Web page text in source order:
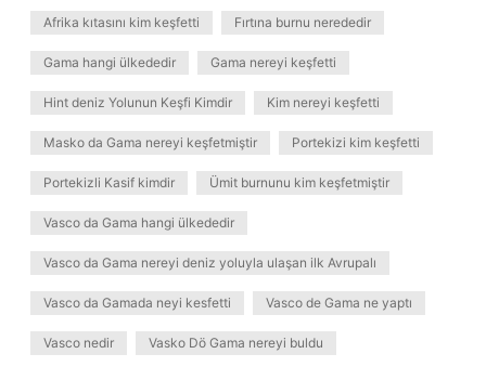
Afrika kıtasını kim keşfetti Fırtına burnu nerededir
Gama hangi ülkededir Gama nereyi keşfetti
Hint deniz Yolunun Keşfi Kimdir Kim nereyi keşfetti
Masko da Gama nereyi keşfetmiştir Portekizi kim keşfetti
Portekizli Kasif kimdir Ümit burnunu kim keşfetmiştir
Vasco da Gama hangi ülkededir
Vasco da Gama nereyi deniz yoluyla ulaşan ilk Avrupalı
Vasco da Gamada neyi kesfetti Vasco de Gama ne yaptı
Vasco nedir Vasko Dö Gama nereyi buldu